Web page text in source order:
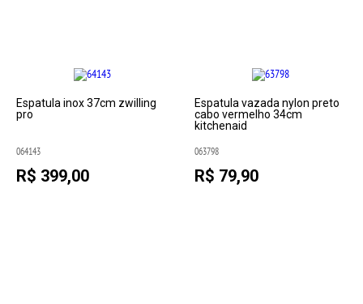
Espatula inox 37cm zwilling
pro
064143
R$ 399,00
Espatula vazada nylon preto
cabo vermelho 34cm
kitchenaid
063798
R$ 79,90